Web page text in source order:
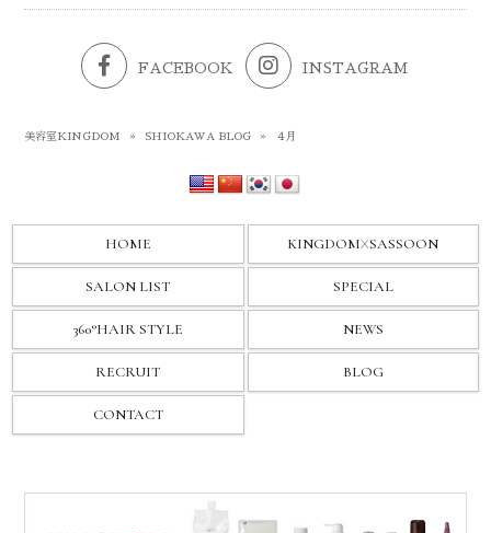
FACEBOOK INSTAGRAM
美容室KINGDOM » SHIOKAWA BLOG » ４月
HOME KINGDOMXSASSOON
SALON LIST SPECIAL
360°HAIR STYLE NEWS
RECRUIT BLOG
CONTACT